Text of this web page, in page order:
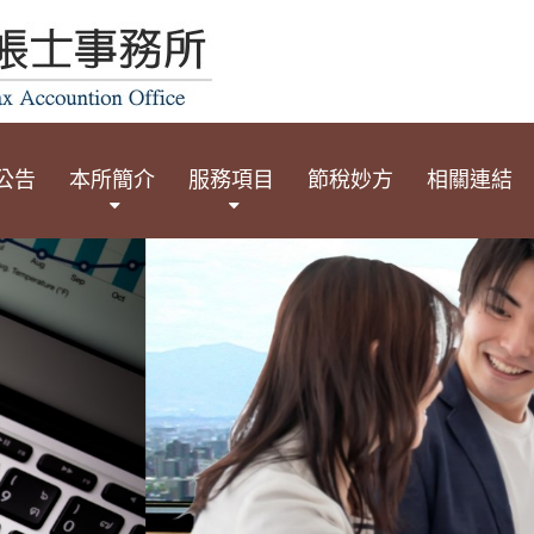
告 本所簡介 服務項目 節稅妙方 相關連結